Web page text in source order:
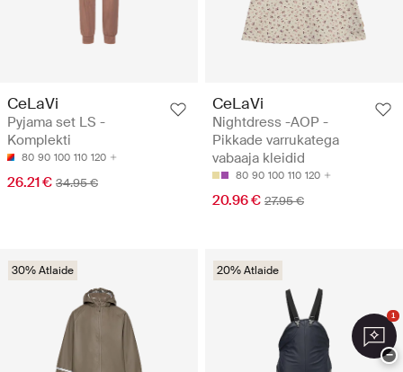
CeLaVi
Pyjama set LS -
Komplekti
80 90 100 110 120
26.21 € 34.95 €
CeLaVi
Nightdress -AOP -
Pikkade varrukatega
vabaaja kleidid
80 90 100 110 120
20.96 € 27.95 €
30% Atlaide 20% Atlaide
1
−